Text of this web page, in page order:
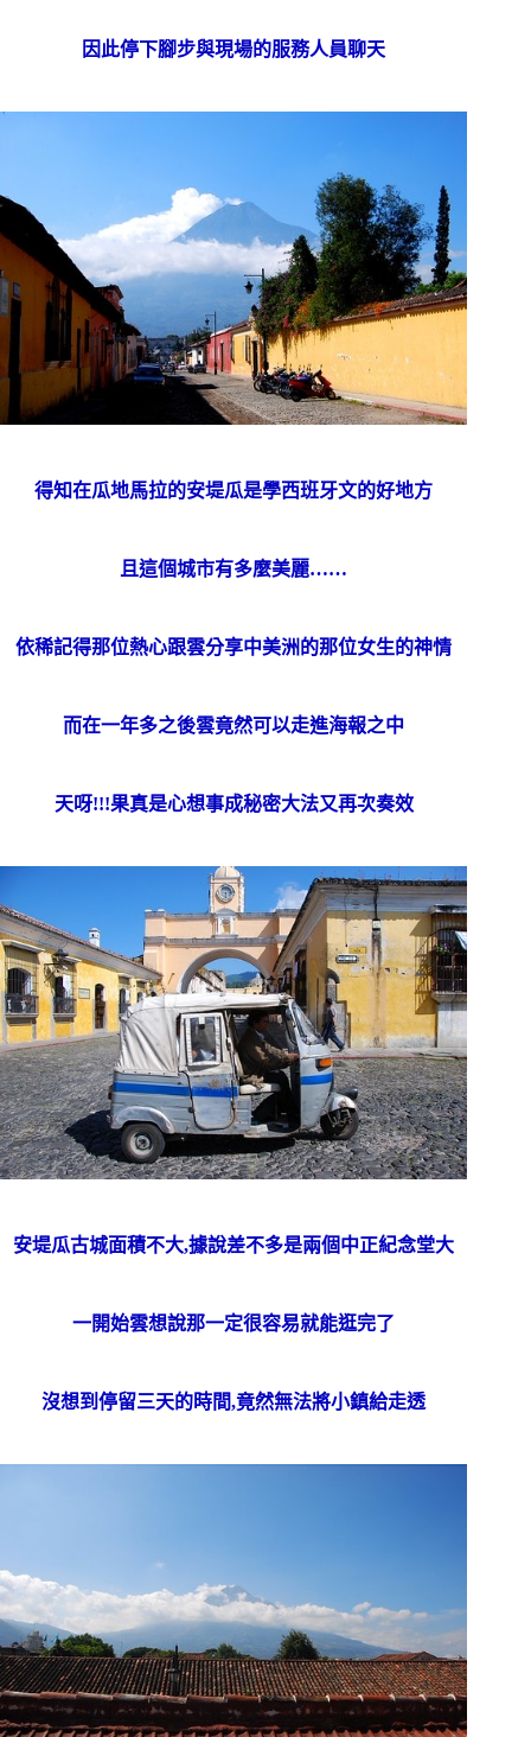
因此停下腳步與現場的服務人員聊天
得知在瓜地馬拉的安堤瓜是學西班牙文的好地方
且這個城市有多麼美麗……
依稀記得那位熱心跟雲分享中美洲的那位女生的神情
而在一年多之後雲竟然可以走進海報之中
天呀!!!果真是心想事成秘密大法又再次奏效
安堤瓜古城面積不大,據說差不多是兩個中正紀念堂大
一開始雲想說那一定很容易就能逛完了
沒想到停留三天的時間,竟然無法將小鎮給走透